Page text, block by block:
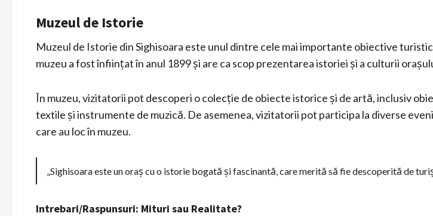
Muzeul de Istorie
Muzeul de Istorie din Sighisoara este unul dintre cele mai importante obiective
muzeu a fost înființat în anul 1899 și are ca scop prezentarea istoriei și a culturii
În muzeu, vizitatorii pot descoperi o colecție de obiecte istorice și de artă, inclusiv
textile și instrumente de muzică. De asemenea, vizitatorii pot participa la diverse
care au loc în muzeu.
„Sighisoara este un oraș cu o istorie bogată și fascinantă, care merită să fie descoperită de
Intrebari/Raspunsuri: Mituri sau Realitate?